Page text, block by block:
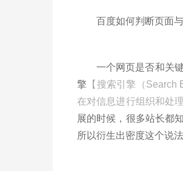
百度如何判断页面与
一个网页是否和关键
擎 【搜索引擎（
在对信息进行组织和处
展的时候，很多站长都
所以衍生出密度这个说